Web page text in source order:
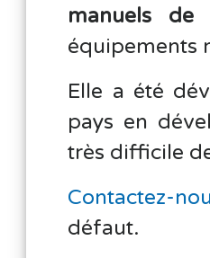
manuels de
équipements
Elle a été
pays en
très difficile
Contactez-
défaut.